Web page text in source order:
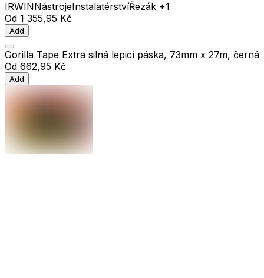
IRWINNástrojeInstalatérstvíŘezák +1
Od 1 355,95 Kč
Add
Gorilla Tape Extra silná lepicí páska, 73mm x 27m, černá
Od 662,95 Kč
Add